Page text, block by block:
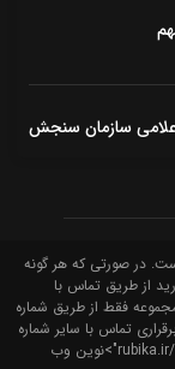
است. در صورتی که هر گونه
از طریق تماس با
این مجموعه فقط از طریق شماره
میگیرد و از برقراری تماس با سایر شماره